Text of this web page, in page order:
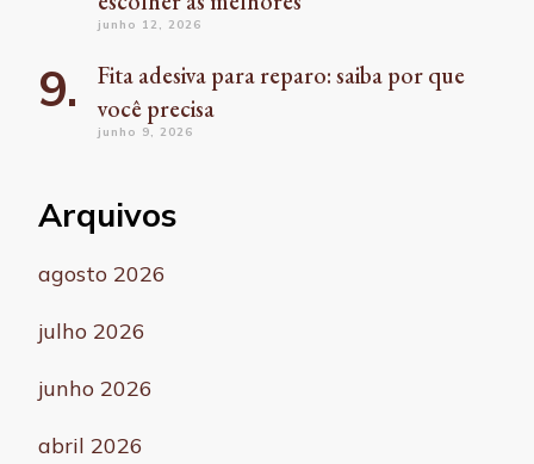
junho 12, 2026
Fita adesiva para reparo: saiba por que
você precisa
junho 9, 2026
Arquivos
agosto 2026
julho 2026
junho 2026
abril 2026